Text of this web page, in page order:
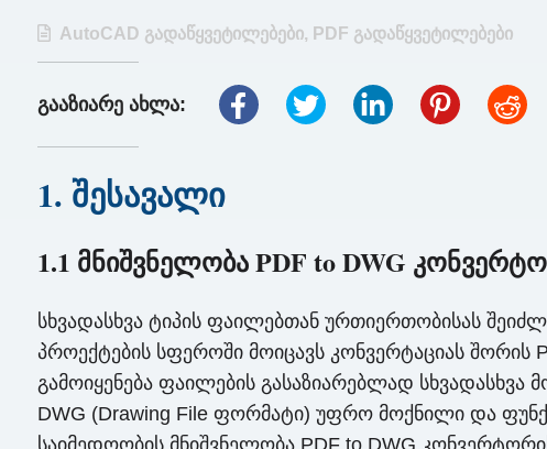
AutoCAD გადაწყვეტილებები, PDF გადაწყვეტილებები
გააზიარე ახლა:
1. შესავალი
1.1 მნიშვნელობა PDF to DWG
სხვადასხვა ტიპის ფაილებთან ურთიერთობისას
პროექტების სფეროში მოიცავს კონვერტაციას
გამოიყენება ფაილების გასაზიარებლად სხვადასხვა
DWG (Drawing File ფორმატი) უფრო მოქნილი და
საიმედოობის მნიშვნელობა PDF to DWG